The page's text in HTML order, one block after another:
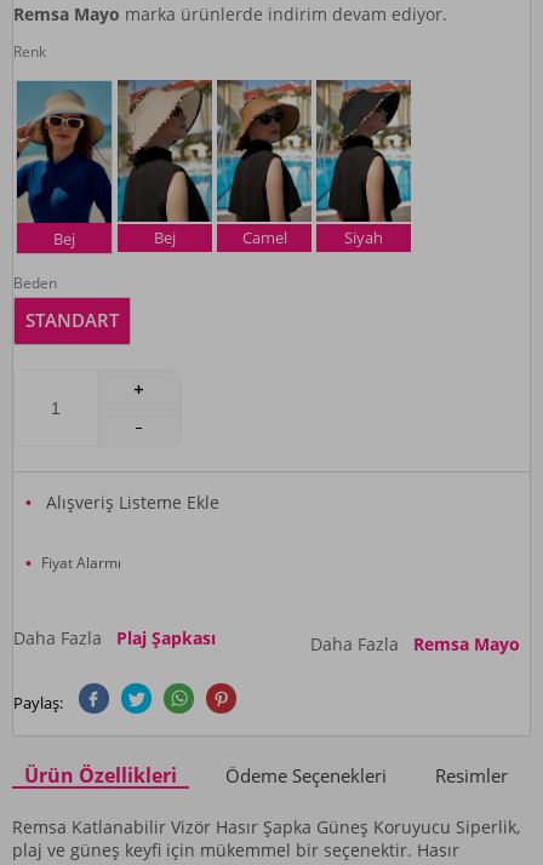
Remsa Mayo marka ürünlerde indirim devam ediyor.
Renk
Bej Bej Camel Siyah
Beden
STANDART
Alışveriş Listeme Ekle
Fiyat Alarmı
Daha Fazla Plaj Şapkası Daha Fazla Remsa Mayo
Paylaş:
Ürün Özellikleri Ödeme Seçenekleri Resimler
Remsa Katlanabilir Vizör Hasır Şapka Güneş Koruyucu Siperlik,
plaj ve güneş keyfi için mükemmel bir seçenektir. Hasır